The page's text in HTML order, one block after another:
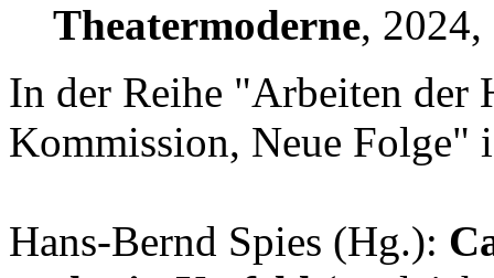
Theatermoderne,
In der Reihe "Arbeiten der
Kommission, Neue Folge"
Hans-Bernd Spies (Hg.):